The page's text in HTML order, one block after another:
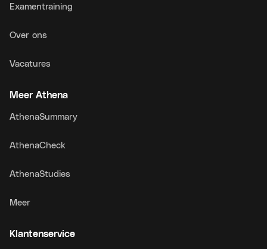
Examentraining
Over ons
Vacatures
Meer Athena
AthenaSummary
AthenaCheck
AthenaStudies
Meer
Klantenservice